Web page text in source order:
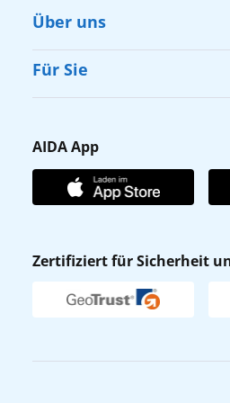
Über uns
Cruise & Help
Karriere
Affiliateprogramm
Verhaltens- & Ethikkodex
Newsletter
Für Sie
Gästefragebogen
AIDA Club
AIDA App
AIDA App
Zertifiziert für Sicherheit